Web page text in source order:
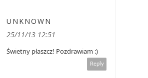
UNKNOWN
25/11/13 12:51
Świetny płaszcz! Pozdrawiam :)
Reply